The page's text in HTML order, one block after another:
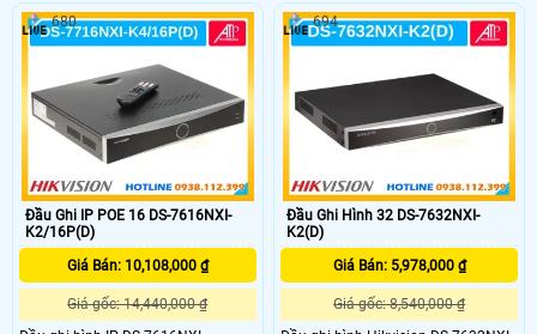
giải tối đa lên đến 32MP, băng thông
đầu vào MBps, 8 ổ cứng Sata 20TB,
thiết kế kim loại chắc chắn
phép ghi hình sắc nét nhưng vẫn tiết
kiệm dung lượng lưu trữ. Hỗ trợ 2 ổ
cứng dung lượng 10TB mỗi ổ, tính
năng nhận diện khuôn mặt và phát
hiện chuyển động thông minh, đảm
bảo an ninh toàn diện.
Đầu Ghi IP POE 16 DS-7616NXI-
K2/16P(D)
Giá Bán: 10,108,000 ₫
Giá gốc: 14,440,000 ₫
680
Đầu Ghi Hình 32 DS-7632NXI-
K2(D)
Giá Bán: 5,978,000 ₫
Giá gốc: 8,540,000 ₫
694